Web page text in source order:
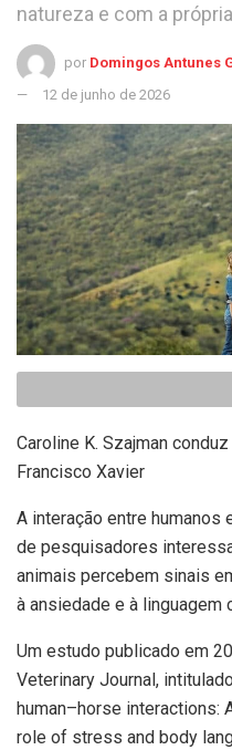
natureza e com a
por Domingos Antunes
12 de junho de 2026
Caroline K. Szajman
Francisco Xavier
A interação entre humanos
de pesquisadores
animais percebem sinais
à ansiedade e à linguagem
Um estudo publicado em
Veterinary Journal,
human–horse interactions:
role of stress and body